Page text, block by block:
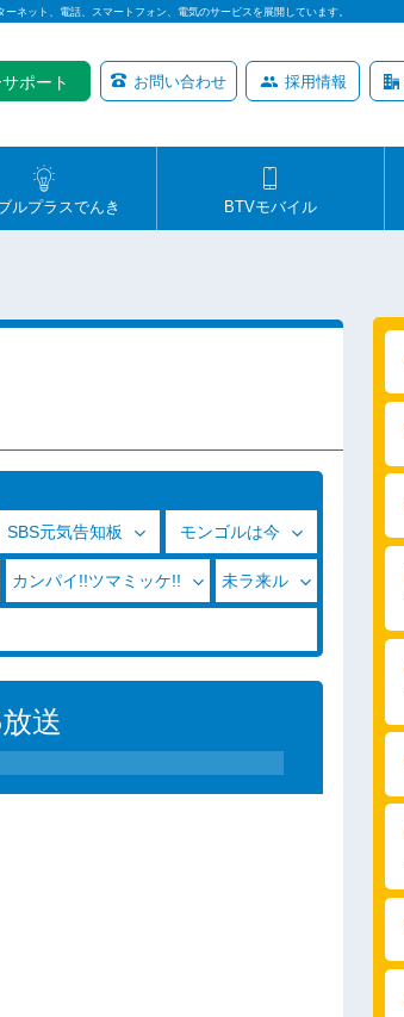
ネット、電話、スマートフォン、電気のサービスを展開しています。
ポート お問い合わせ 採用情報
ルプラスでんき BTVモバイル
SBS元気告知板 モンゴルは今
カンパイ!!ツマミッケ!! 未ラ来ル
送